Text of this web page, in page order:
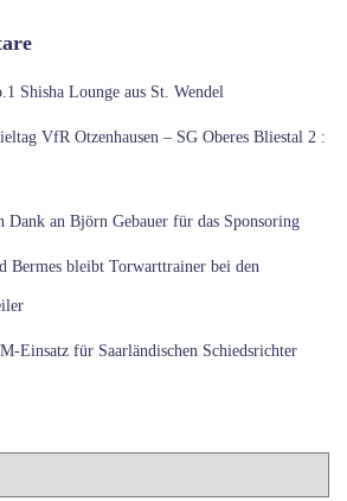
Shisha Lounge aus St. Wendel
VfR Otzenhausen – SG Oberes Bliestal 2 :
Dank an Björn Gebauer für das Sponsoring
Bermes bleibt Torwarttrainer bei den
Einsatz für Saarländischen Schiedsrichter